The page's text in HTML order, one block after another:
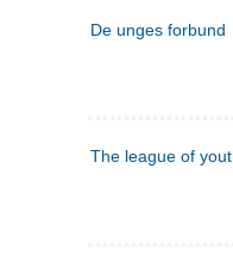
De unges forbund
The league of